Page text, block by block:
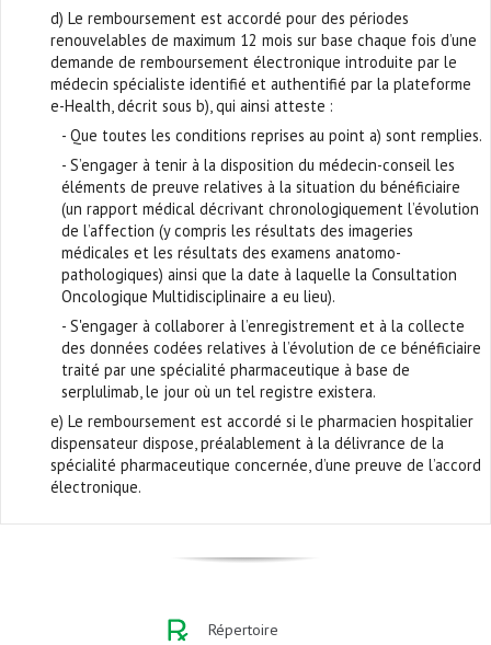
d) Le remboursement est accordé pour des périodes
renouvelables de maximum 12 mois sur base chaque fois d’une
demande de remboursement électronique introduite par le
médecin spécialiste identifié et authentifié par la plateforme
e-Health, décrit sous b), qui ainsi atteste :
- Que toutes les conditions reprises au point a) sont remplies.
- S’engager à tenir à la disposition du médecin-conseil les
éléments de preuve relatives à la situation du bénéficiaire
(un rapport médical décrivant chronologiquement l’évolution
de l’affection (y compris les résultats des imageries
médicales et les résultats des examens anatomo-
pathologiques) ainsi que la date à laquelle la Consultation
Oncologique Multidisciplinaire a eu lieu).
- S'engager à collaborer à l’enregistrement et à la collecte
des données codées relatives à l’évolution de ce bénéficiaire
traité par une spécialité pharmaceutique à base de
serplulimab, le jour où un tel registre existera.
e) Le remboursement est accordé si le pharmacien hospitalier
dispensateur dispose, préalablement à la délivrance de la
spécialité pharmaceutique concernée, d’une preuve de l’accord
électronique.
Répertoire